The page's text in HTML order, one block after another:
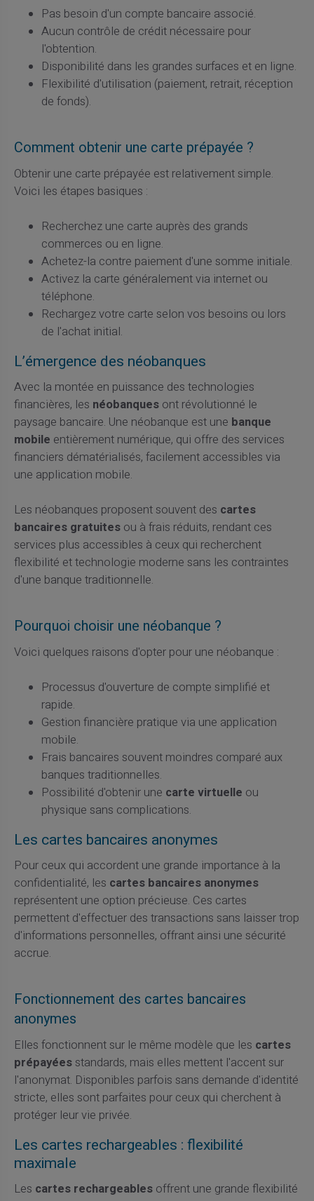
Pas besoin d'un compte bancaire associé.
Aucun contrôle de crédit nécessaire pour
l'obtention.
Disponibilité dans les grandes surfaces et en ligne.
Flexibilité d'utilisation (paiement, retrait, réception
de fonds).
Comment obtenir une carte prépayée ?
Obtenir une carte prépayée est relativement simple.
Voici les étapes basiques :
Recherchez une carte auprès des grands
commerces ou en ligne.
Achetez-la contre paiement d'une somme initiale.
Activez la carte généralement via internet ou
téléphone.
Rechargez votre carte selon vos besoins ou lors
de l'achat initial.
L’émergence des néobanques
Avec la montée en puissance des technologies
financières, les néobanquesont révolutionné le
paysage bancaire. Une néobanque est une banque
mobile entièrement numérique, qui offre des services
financiers dématérialisés, facilement accessibles via
une application mobile.
Les néobanques proposent souvent des cartes
bancaires gratuitesou à frais réduits, rendant ces
services plus accessibles à ceux qui recherchent
flexibilité et technologie moderne sans les contraintes
d'une banque traditionnelle.
Pourquoi choisir une néobanque ?
Voici quelques raisons d'opter pour une néobanque :
Processus d'ouverture de compte simplifié et
rapide.
Gestion financière pratique via une application
mobile.
Frais bancaires souvent moindres comparé aux
banques traditionnelles.
Possibilité d'obtenir une carte virtuelle ou
physique sans complications.
Les cartes bancaires anonymes
Pour ceux qui accordent une grande importance à la
confidentialité, les cartes bancaires anonymes
représentent une option précieuse. Ces cartes
permettent d'effectuer des transactions sans laisser trop
d'informations personnelles, offrant ainsi une sécurité
accrue.
Fonctionnement des cartes bancaires
anonymes
Elles fonctionnent sur le même modèle que les cartes
prépayéesstandards, mais elles mettent l'accent sur
l'anonymat. Disponibles parfois sans demande d'identité
stricte, elles sont parfaites pour ceux qui cherchent à
protéger leur vie privée.
Les cartes rechargeables : flexibilité
maximale
Les cartes rechargeablesoffrent une grande flexibilité